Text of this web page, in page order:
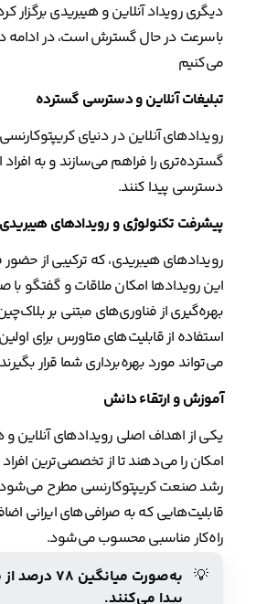
دیگری رویداد آنلاین و هیبریدی
باسرعت در حال گسترش است، در ادامه
می‌کنیم
تبلیغات آنلاین و دسترسی گسترده
رویدادهای آنلاین در دنیای
گسترده‌تری را فراهم می‌سازند و به افراد
دسترسی پیدا کنند.
پیشرفت تکنولوژی و رویدادهای هیبریدی
رویدادهای هیبریدی، که ترکیبی از
این رویدادها امکان ملاقات و گفتگو با
بهره‌گیری از فناوری‌های مبتنی بر
استفاده از قابلیت‌‌های متاورس برای
می‌تواند مورد بهره‌برداری شما قرار
آموزش و ارتقاء دانش
یکی از اهداف اصلی رویدادهای آنلاین
امکان را می‌دهند تا از تخصصی‌ترین
رشد صنعت کریپتوکارنسی مطرح
قابلیت‌هایی که به صرافی‌های ایرانی
راه‌کار مناسبی محسوب می‌شود.
💡
به‌صورت
پیدا می‌کنند.